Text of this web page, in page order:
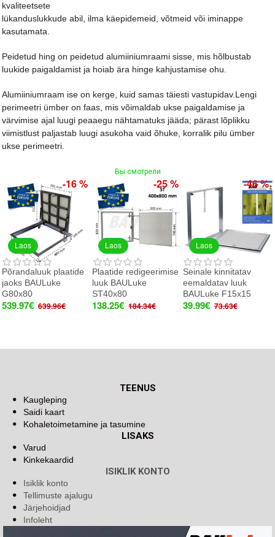
kvaliteetsete
lükanduslukkude abil, ilma käepidemeid, võtmeid või iminappe
kasutamata.
Peidetud hing on peidetud alumiiniumraami sisse, mis hõlbustab
luukide paigaldamist ja hoiab ära hinge kahjustamise ohu.
Alumiiniumraam ise on kerge, kuid samas täiesti vastupidav.Lengi
perimeetri ümber on faas, mis võimaldab ukse paigaldamise ja
värvimise ajal luugi peaaegu nähtamatuks jääda; pärast lõplikku
viimistlust paljastab luugi asukoha vaid õhuke, korralik pilu ümber
ukse perimeetri.
Вы смотрели
Laos
-16 %
Põrandaluuk plaatide
jaoks BAULuke
G80x80
539.97€ 639.96€
Laos
-25 %
Plaatide redigeerimise
luuk BAULuke
ST40x80
138.25€ 184.34€
Laos
-46 %
Seinale kinnitatav
eemaldatav luuk
BAULuke F15x15
39.99€ 73.63€
TEENUS
Kaugleping
Saidi kaart
Kohaletoimetamine ja tasumine
LISAKS
Varud
Kinkekaardid
ISIKLIK KONTO
Isiklik konto
Tellimuste ajalugu
Järjehoidjad
Infoleht